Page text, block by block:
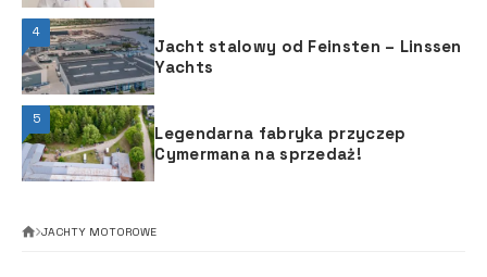
4
Jacht stalowy od Feinsten – Linssen
Yachts
5
Legendarna fabryka przyczep
Cymermana na sprzedaż!
JACHTY MOTOROWE